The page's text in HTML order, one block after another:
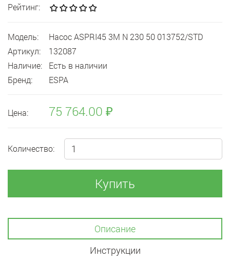
Рейтинг:
Модель:
Насос ASPRI45 3M N 230 50 013752/STD
Артикул:
132087
Наличие:
Есть в наличии
Бренд:
ESPA
Цена: 75 764.00 ₽
Количество:
Купить
Описание
Инструкции